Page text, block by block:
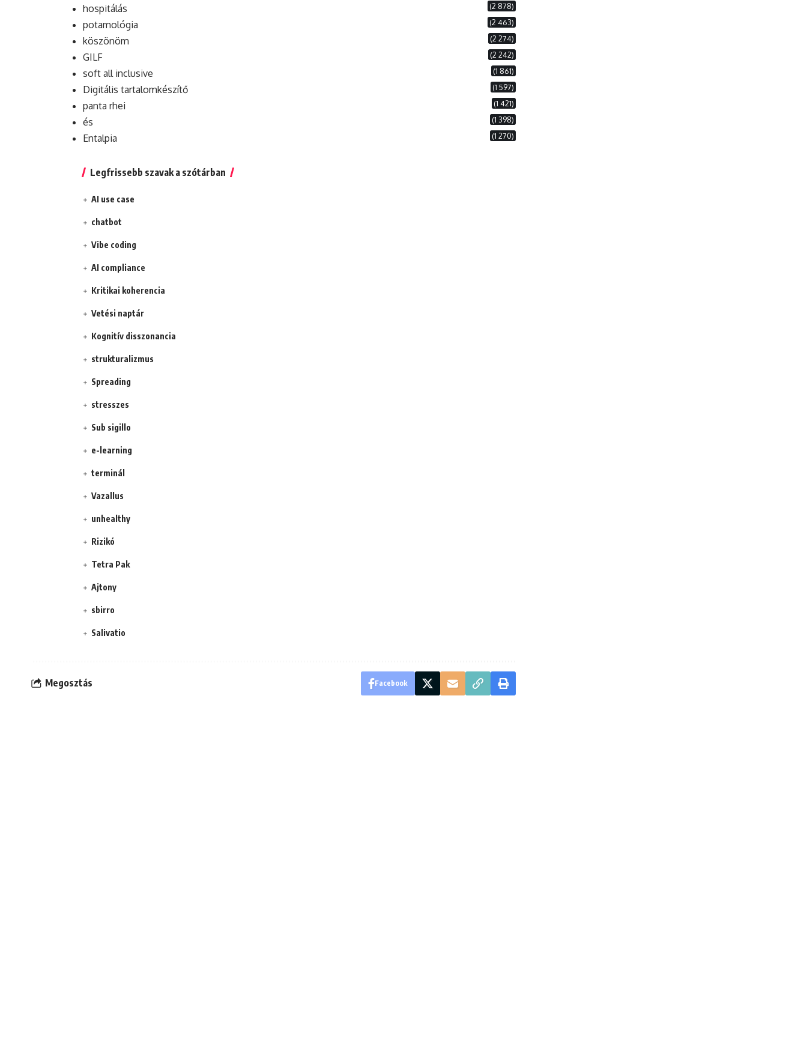
hospitálás (2 878)
potamológia (2 463)
köszönöm (2 274)
GILF (2 242)
soft all inclusive (1 861)
Digitális tartalomkészítő (1 597)
panta rhei (1 421)
és (1 398)
Entalpia (1 270)
Legfrissebb szavak a szótárban
AI use case
chatbot
Vibe coding
AI compliance
Kritikai koherencia
Vetési naptár
Kognitív disszonancia
strukturalizmus
Spreading
stresszes
Sub sigillo
e-learning
terminál
Vazallus
unhealthy
Rizikó
Tetra Pak
Ajtony
sbirro
Salivatio
Megosztás Facebook